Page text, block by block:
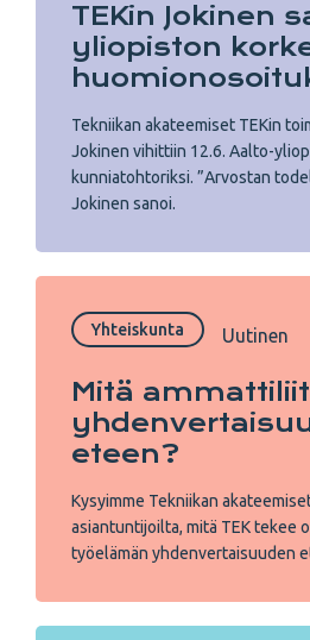
TEKin Jokinen
yliopiston
Tekniikan akateemiset TEKin
Jokinen vihittiin 12.6. Aalto-
kunniatohtoriksi. ”Arvostan
Jokinen sanoi.
Yhteiskunta Uutinen
Mitä
eteen?
Kysyimme Tekniikan
asiantuntijoilta, mitä TEK tekee
työelämän yhdenvertaisuuden